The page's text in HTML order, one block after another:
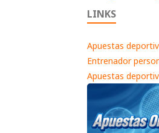
LINKS
Apuestas
Entrenador
Apuestas